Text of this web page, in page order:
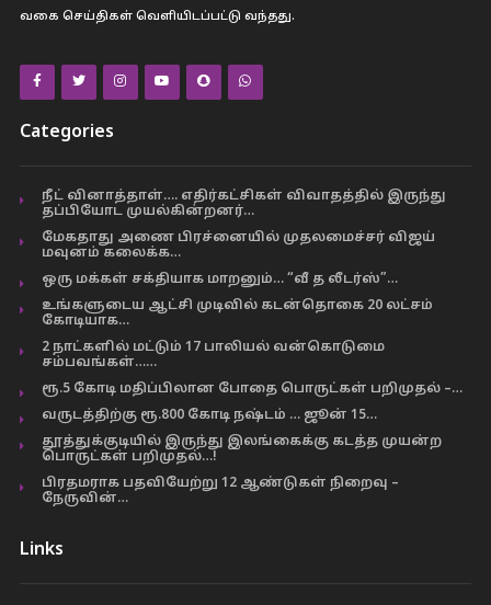
வகை செய்திகள் வெளியிடப்பட்டு வந்தது.
Categories
நீட் வினாத்தாள்…. எதிர்கட்சிகள் விவாதத்தில் இருந்து
தப்பியோட முயல்கின்றனர்…
மேகதாது அணை பிரச்னையில் முதலமைச்சர் விஜய்
மவுனம் கலைக்க…
ஒரு மக்கள் சக்தியாக மாறனும்… “வீ த லீடர்ஸ்”…
உங்களுடைய ஆட்சி முடிவில் கடன்தொகை 20 லட்சம்
கோடியாக…
2 நாட்களில் மட்டும் 17 பாலியல் வன்கொடுமை
சம்பவங்கள்……
ரூ.5 கோடி மதிப்பிலான போதை பொருட்கள் பறிமுதல் –…
வருடத்திற்கு ரூ.800 கோடி நஷ்டம் … ஜூன் 15…
தூத்துக்குடியில் இருந்து இலங்கைக்கு கடத்த முயன்ற
பொருட்கள் பறிமுதல்…!
பிரதமராக பதவியேற்று 12 ஆண்டுகள் நிறைவு –
நேருவின்…
Links